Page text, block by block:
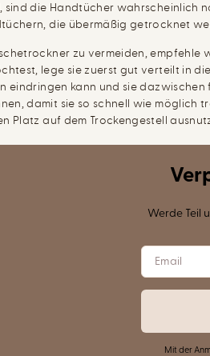
sind die Handtücher wahrscheinlich
die übermäßig getrocknet
zu vermeiden, empfehle
lege sie zuerst gut verteilt in
eindringen kann und sie
damit sie so schnell wie möglich
Platz auf dem Trockengestell
Werde Teil
Mit der